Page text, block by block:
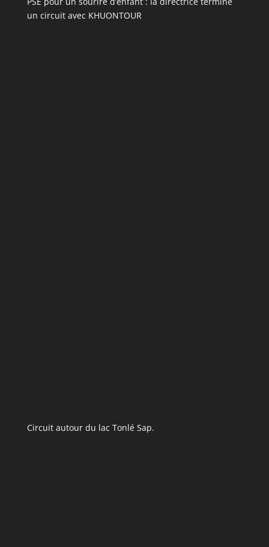
un circuit avec KHUONTOUR
Circuit autour du lac Tonlé Sap.